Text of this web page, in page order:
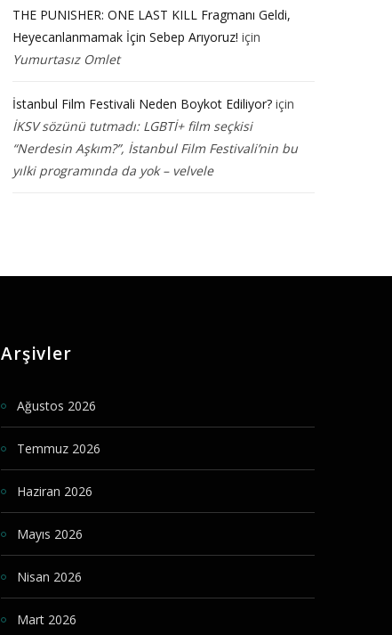
THE PUNISHER: ONE LAST KILL Fragmanı Geldi,
Heyecanlanmamak İçin Sebep Arıyoruz! için
Yumurtasız Omlet
İstanbul Film Festivali Neden Boykot Ediliyor? için
İKSV sözünü tutmadı: LGBTİ+ film seçkisi
“Nerdesin Aşkım?”, İstanbul Film Festivali’nin bu
yılki programında da yok – velvele
Arşivler
Ağustos 2026
Temmuz 2026
Haziran 2026
Mayıs 2026
Nisan 2026
Mart 2026